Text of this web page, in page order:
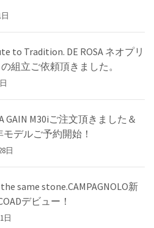
to Tradition. DE ROSA ネオプリ
組立ご依頼頂きました。
GAIN M30iご注文頂きました＆
モデルご予約開始！
日
same stone.CAMPAGNOLO新
デビュー！
日